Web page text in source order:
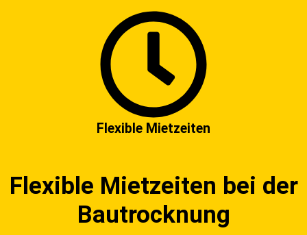
Flexible Mietzeiten
Flexible Mietzeiten bei der
Bautrocknung